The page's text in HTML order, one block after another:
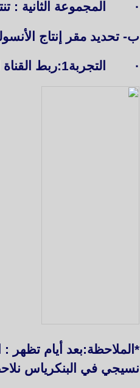
· المجموعة الثانية
ب- تحديد مقر إنتاج
· التجربة1:ربط القناة البنكرياسية:وثيقة 4 ص 40.
*الملاحظة:بعد أيام
نسيجي في البنكرياس